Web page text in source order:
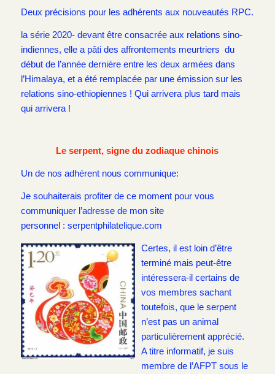
Deux précisions pour les adhérents aux nouveautés RPC.
la série 2020- devant être consacrée aux relations sino-
indiennes, elle a pâti des affrontements meurtriers du
début de l’année dernière entre les deux armées dans
l’Himalaya, et a été remplacée par une émission sur les
relations sino-ethiopiennes ! Qui arrivera plus tard mais
qui arrivera !
Le serpent, signe du zodiaque chinois
Un de nos adhérent nous communique:
Je souhaiterais profiter de ce moment pour vous
communiquer l’adresse de mon site
personnel : serpentphilatelique.com
Certes, il est loin d’être
terminé mais peut-être
intéressera-il certains de
vos membres sachant
toutefois, que le serpent
n’est pas un animal
particulièrement apprécié.
A titre informatif, je suis
membre de l’AFPT sous le